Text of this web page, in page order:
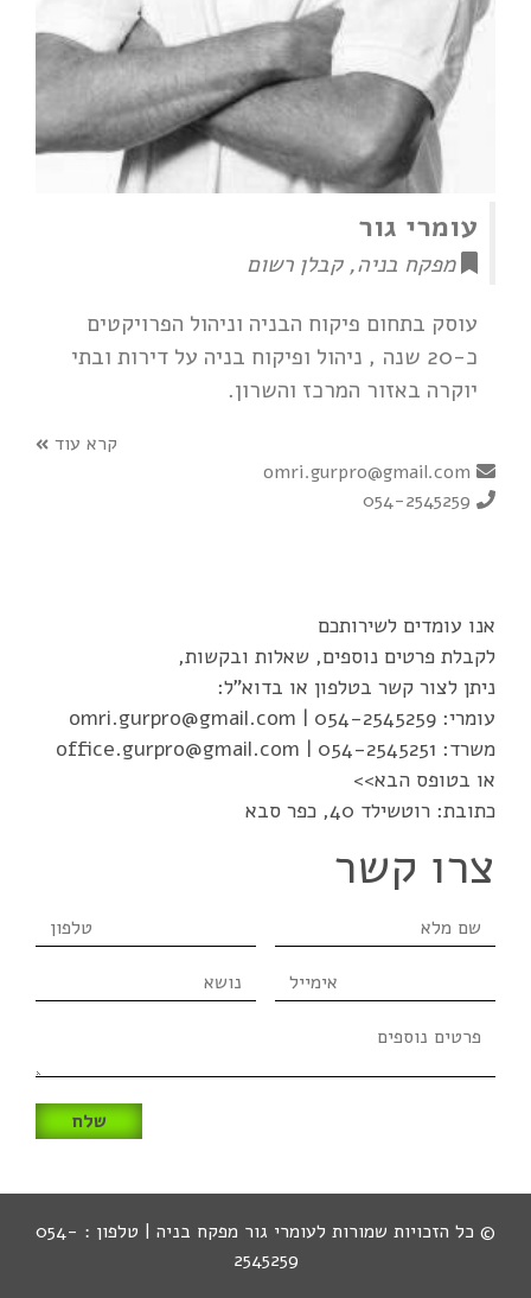
עומרי גור
מפקח בניה, קבלן רשום
עוסק בתחום פיקוח הבניה וניהול הפרויקטים
כ-20 שנה , ניהול ופיקוח בניה על דירות ובתי
יוקרה באזור המרכז והשרון.
קרא עוד
אנו עומדים לשירותכם
לקבלת פרטים נוספים, שאלות ובקשות,
ניתן לצור קשר בטלפון או בדוא"ל:
עומרי: 054-2545259
|
omri.gurpro@gmail.com
משרד: 054-2545251
|
office.gurpro@gmail.com
או בטופס הבא>>
כתובת: רוטשילד 40, כפר סבא
צרו קשר
שם
מלא
נושא
פרטים
© כל הזכויות שמורות לעומרי גור מפקח בניה | טלפון : 054-
2545259